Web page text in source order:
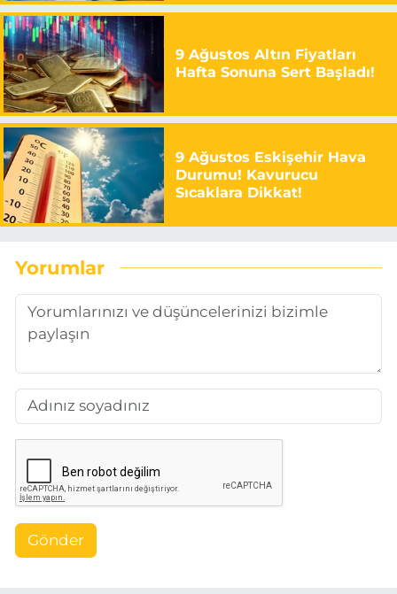
9 Ağustos Altın Fiyatları
Hafta Sonuna Sert Başladı!
9 Ağustos Eskişehir Hava
Durumu! Kavurucu
Sıcaklara Dikkat!
Yorumlar
Gönder